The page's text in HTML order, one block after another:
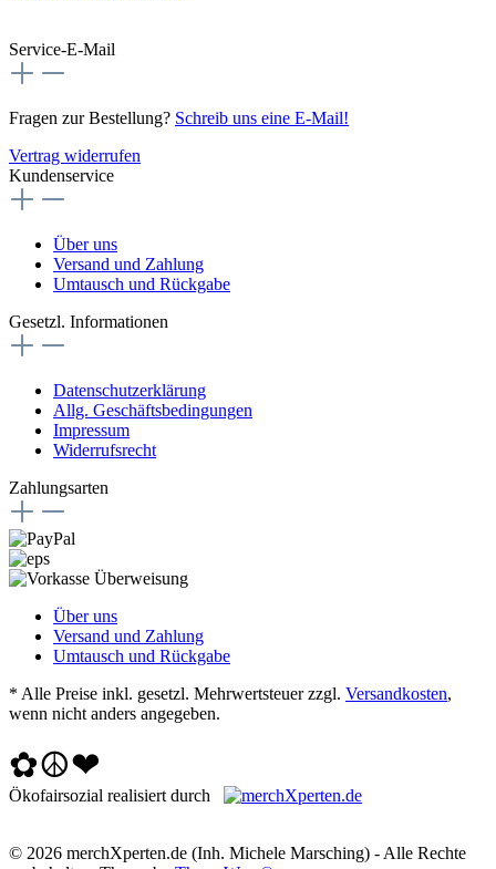
Service-E-Mail
Fragen zur Bestellung? Schreib uns eine E-Mail!
Vertrag widerrufen
Kundenservice
Über uns
Versand und Zahlung
Umtausch und Rückgabe
Gesetzl. Informationen
Datenschutzerklärung
Allg. Geschäftsbedingungen
Impressum
Widerrufsrecht
Zahlungsarten
Über uns
Versand und Zahlung
Umtausch und Rückgabe
* Alle Preise inkl. gesetzl. Mehrwertsteuer zzgl. Versandkosten,
wenn nicht anders angegeben.
✿☮❤
Ökofairsozial realisiert durch
© 2026 merchXperten.de (Inh. Michele Marsching) - Alle Rechte